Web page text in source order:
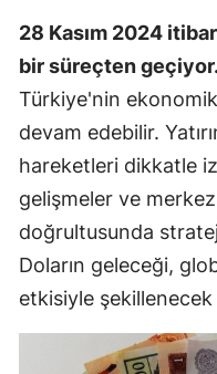
28 Kasım 2024
bir süreçten
Türkiye'nin
devam edebilir.
hareketleri dikkatle
gelişmeler ve merkez
doğrultusunda
Doların geleceği,
etkisiyle